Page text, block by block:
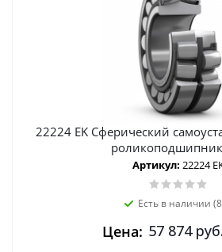
22224 EK Сферический
роликоподшипник
Артикул: 22224
Есть в наличии
Цена: 57 874руб.